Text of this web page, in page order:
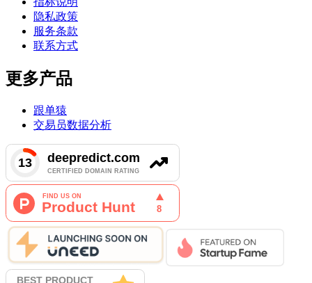
隐私政策
服务条款
联系方式
更多产品
跟单猿
交易员数据分析